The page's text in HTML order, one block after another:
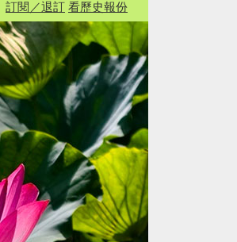
訂閱／退訂 看歷史報份